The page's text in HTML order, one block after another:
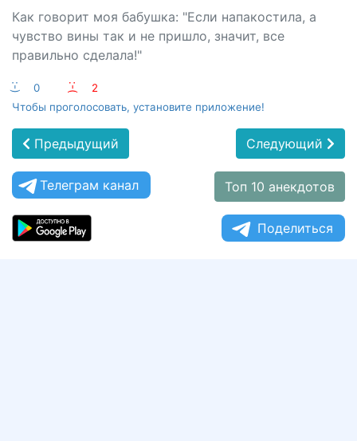
Как говорит моя бабушка: "Если напакостила, а
чувство вины так и не пришло, значит, все
правильно сделала!"
:-) 0 :-(
2
Чтобы проголосовать, установите приложение!
Предыдущий Следующий
Телеграм канал Топ 10 анекдотов
Поделиться